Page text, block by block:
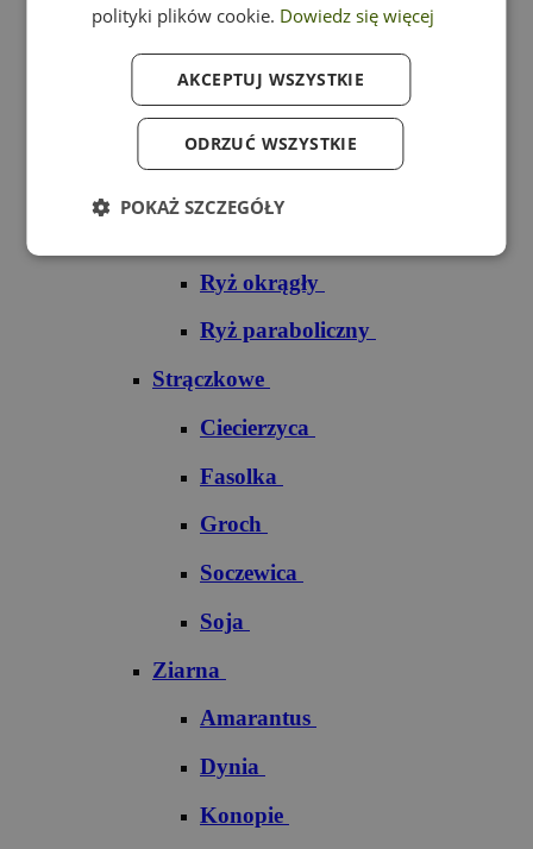
Ryż czerwony
Ryż do sushi
Ryż okrągły
Ryż paraboliczny
Strączkowe
Ciecierzyca
Fasolka
Groch
Soczewica
Soja
Ziarna
Amarantus
Dynia
Konopie
polityki plików cookie. Dowiedz się więcej
AKCEPTUJ WSZYSTKIE
ODRZUĆ WSZYSTKIE
POKAŻ SZCZEGÓŁY